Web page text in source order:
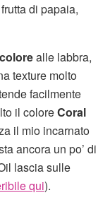
di papaia,
alle labbra,
texture molto
facilmente
il coloreCoral
il mio incarnato
ancora un po’ di
lascia sulle
qui).